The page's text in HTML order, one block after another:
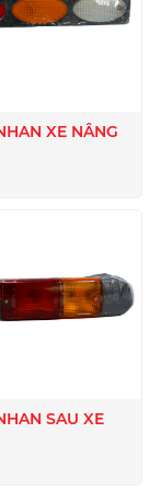
XE NÂNG
SAU XE